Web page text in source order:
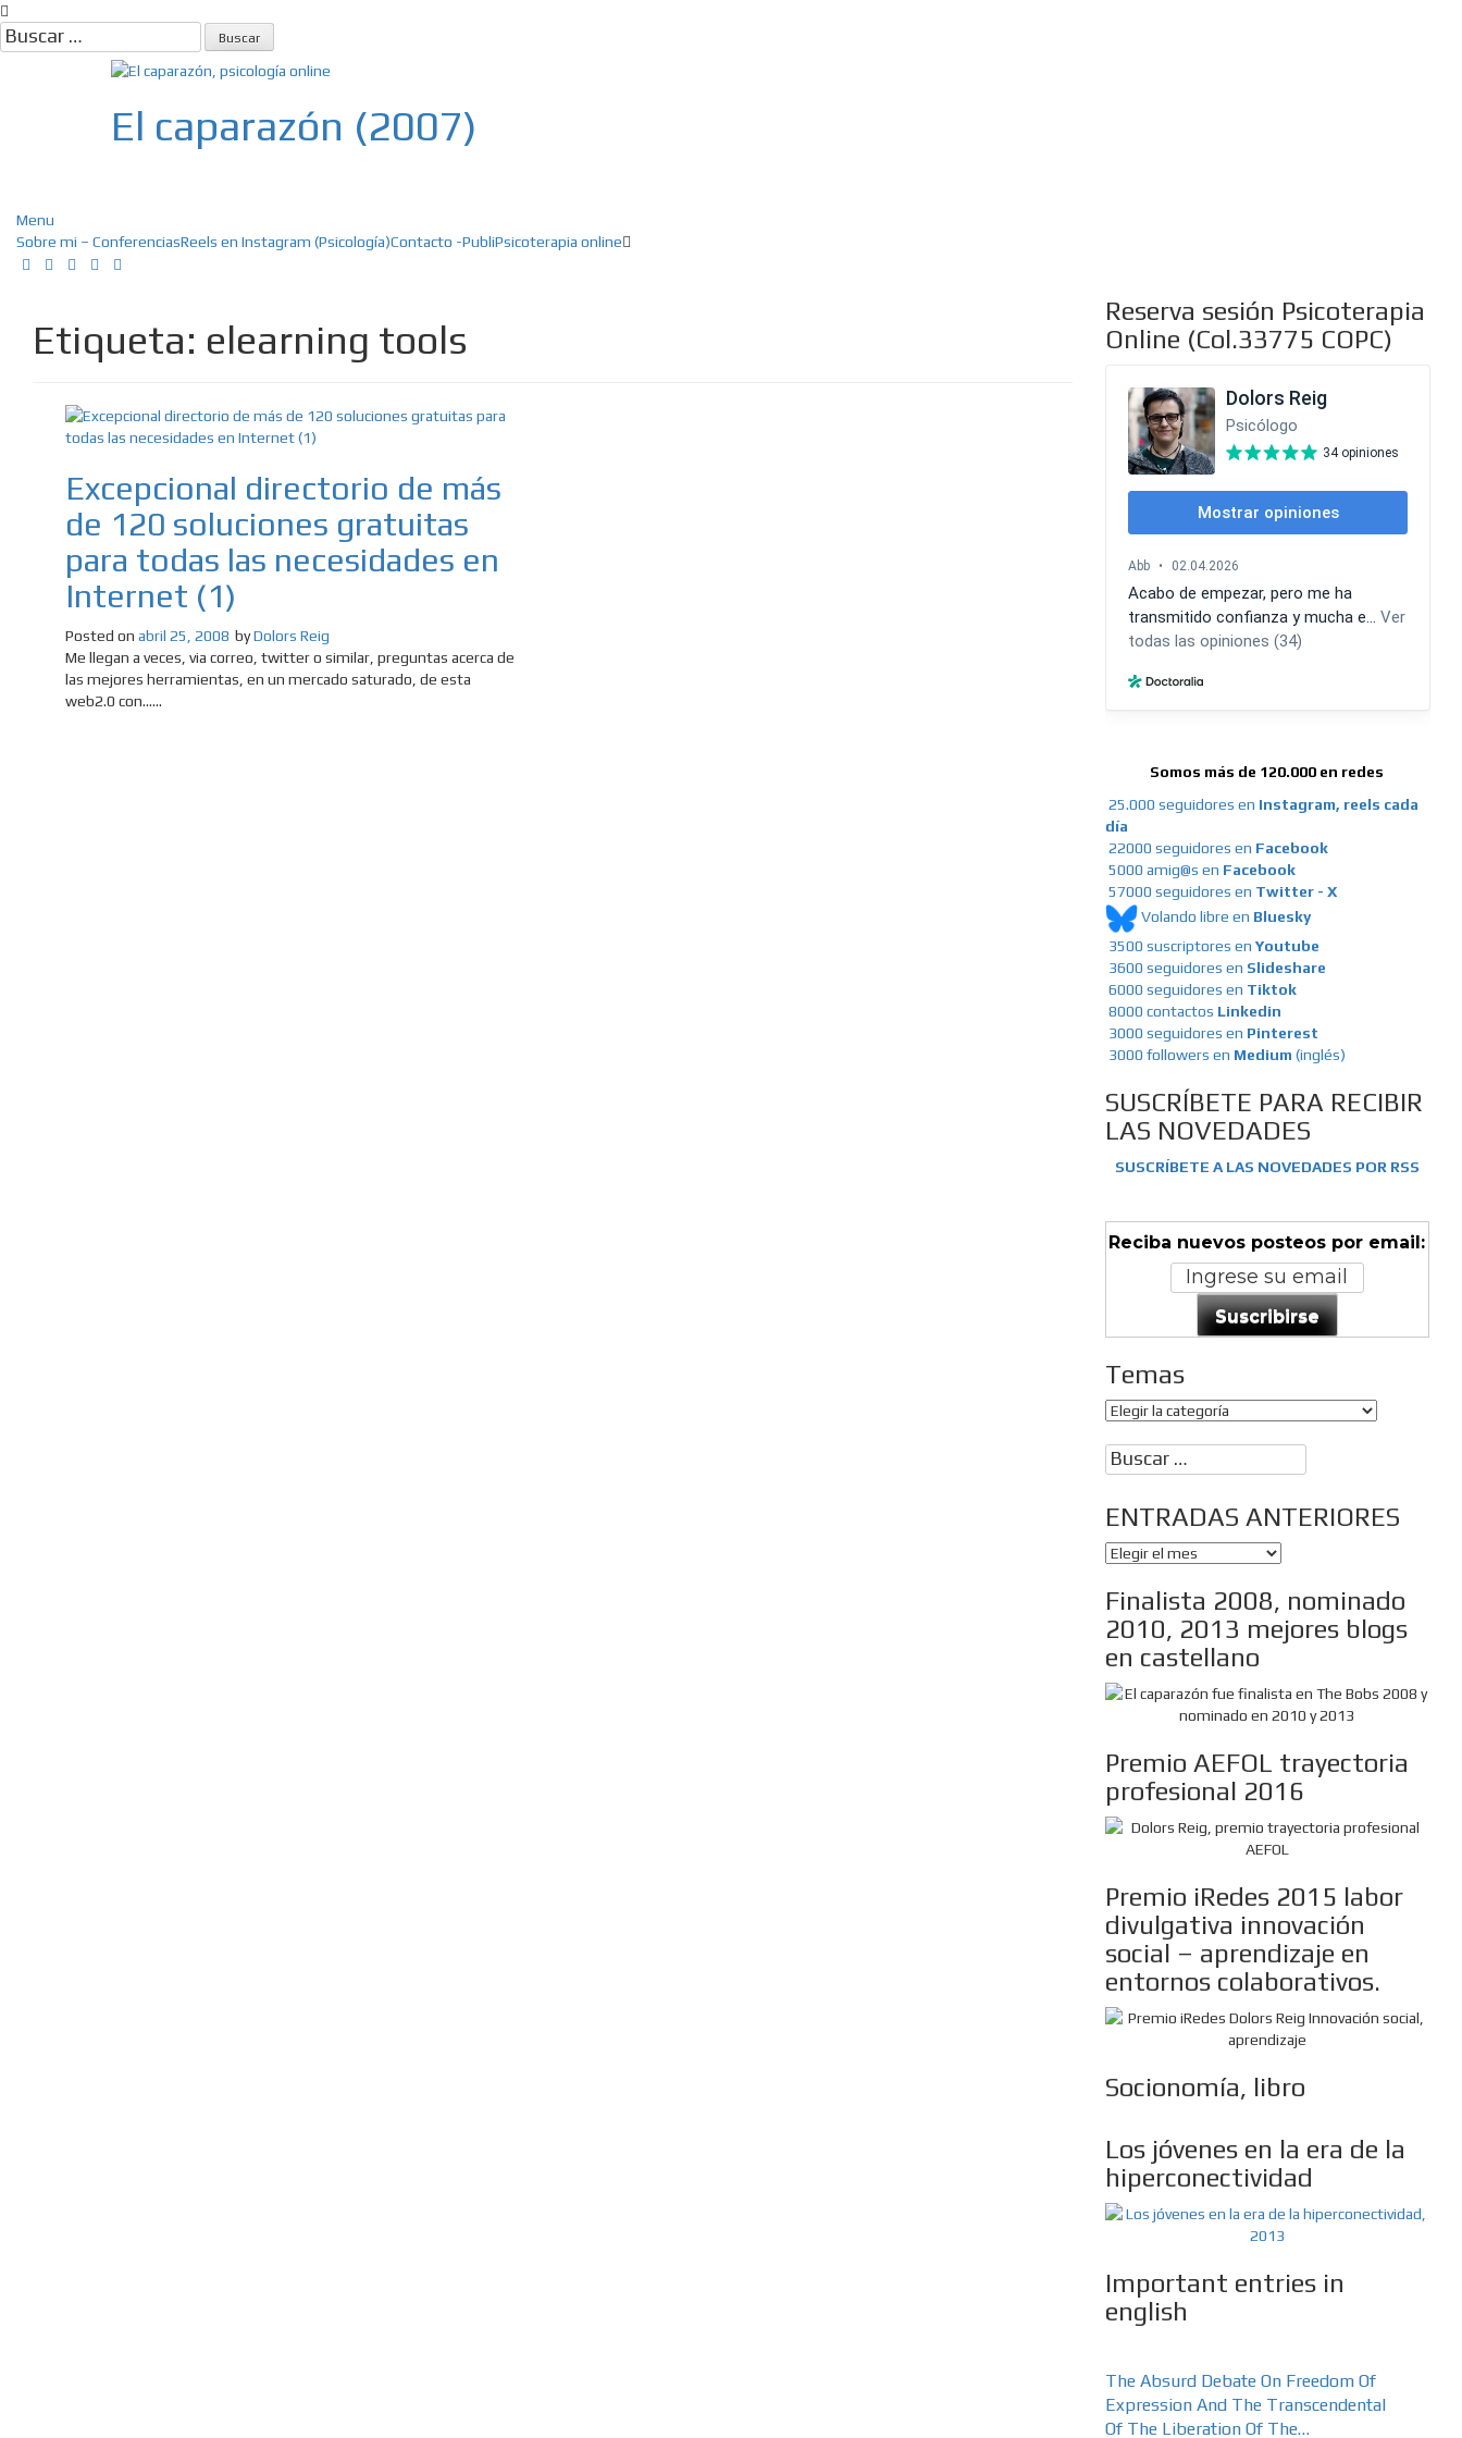
Skip
to
content
Buscar:
El caparazón (2007)
Menu
Sobre mi – ConferenciasReels en Instagram (Psicología)Contacto -PubliPsicoterapia online
Etiqueta: elearning tools
Excepcional directorio de más
de 120 soluciones gratuitas
para todas las necesidades en
Internet (1)
Posted on abril 25, 2008 byDolors Reig
Me llegan a veces, via correo, twitter o similar, preguntas acerca de
las mejores herramientas, en un mercado saturado, de esta
web2.0 con......
Reserva sesión Psicoterapia
Online (Col.33775 COPC)
Somos más de 120.000 en redes
25.000 seguidores en Instagram, reels cada
día
22000 seguidores en Facebook
5000 amig@s en Facebook
57000 seguidores en Twitter - X
Volando libre en Bluesky
3500 suscriptores en Youtube
3600 seguidores en Slideshare
6000 seguidores en Tiktok
8000 contactos Linkedin
3000 seguidores en Pinterest
3000 followers en Medium (inglés)
SUSCRÍBETE PARA RECIBIR
LAS NOVEDADES
SUSCRÍBETE A LAS NOVEDADES POR RSS
Reciba nuevos posteos por email:
Suscribirse
Temas
Temas
Buscar:
ENTRADAS ANTERIORES
ENTRADAS
Finalista 2008, nominado
2010, 2013 mejores blogs
en castellano
Premio AEFOL trayectoria
profesional 2016
Premio iRedes 2015 labor
divulgativa innovación
social – aprendizaje en
entornos colaborativos.
Socionomía, libro
Los jóvenes en la era de la
hiperconectividad
Important entries in
english
The Absurd Debate On Freedom Of
Expression And The Transcendental
Of The Liberation Of The…